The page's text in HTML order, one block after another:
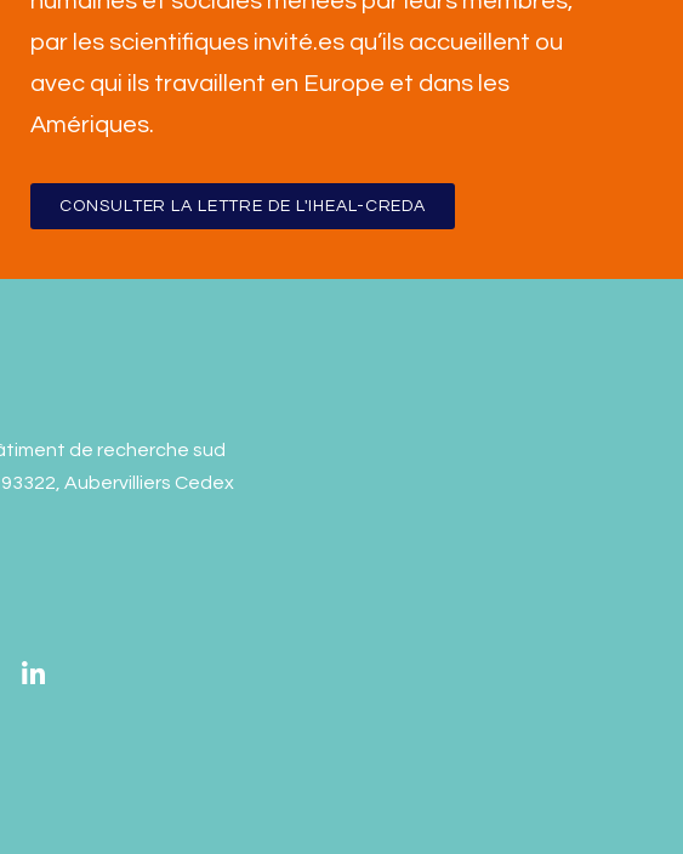
par les scientifiques invité.es qu’ils accueillent ou
avec qui ils travaillent en Europe et dans les
Amériques.
CONSULTER LA LETTRE DE L'IHEAL-CREDA
de recherche sud
Aubervilliers Cedex